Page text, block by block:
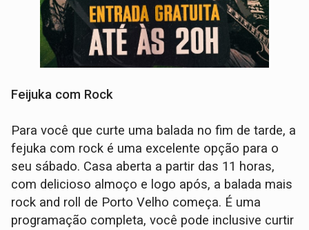
Feijuka com Rock
Para você que curte uma balada no fim de tarde, a
fejuka com rock é uma excelente opção para o
seu sábado. Casa aberta a partir das 11 horas,
com delicioso almoço e logo após, a balada mais
rock and roll de Porto Velho começa. É uma
programação completa, você pode inclusive curtir